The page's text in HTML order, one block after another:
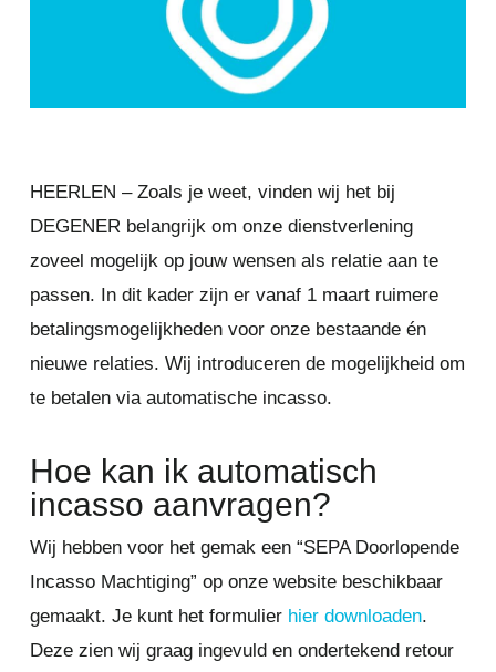
HEERLEN – Zoals je weet, vinden wij het bij
DEGENER belangrijk om onze dienstverlening
zoveel mogelijk op jouw wensen als relatie aan te
passen. In dit kader zijn er vanaf 1 maart ruimere
betalingsmogelijkheden voor onze bestaande én
nieuwe relaties. Wij introduceren de mogelijkheid om
te betalen via automatische incasso.
Hoe kan ik automatisch
incasso aanvragen?
Wij hebben voor het gemak een “SEPA Doorlopende
Incasso Machtiging” op onze website beschikbaar
gemaakt. Je kunt het formulier hier downloaden.
Deze zien wij graag ingevuld en ondertekend retour